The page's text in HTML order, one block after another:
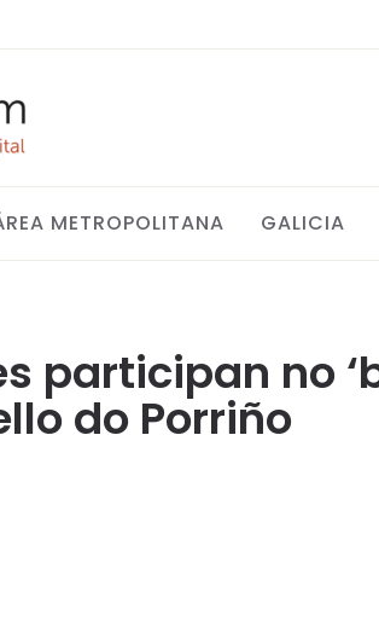
METROPOLITANA GALICIA
participan no
do Porriño